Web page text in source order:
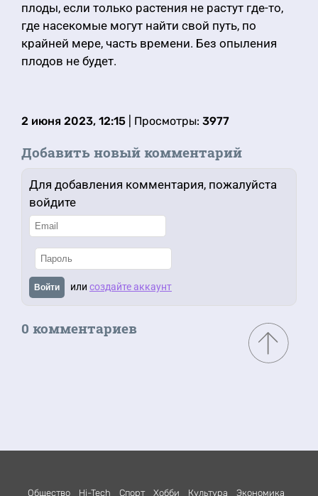
плоды, если только растения не растут где-то,
где насекомые могут найти свой путь, по
крайней мере, часть времени. Без опыления
плодов не будет.
2 июня 2023, 12:15 | Просмотры: 3977
Добавить новый комментарий
Для добавления комментария, пожалуйста
войдите
Войти или создайте аккаунт
0 комментариев
Общество Hi-Tech Спорт Хобби Культура Экономика